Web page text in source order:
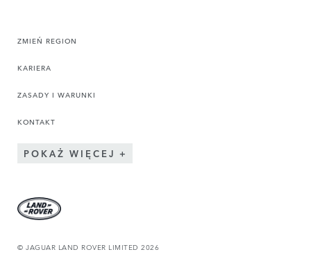
ZMIEŃ REGION
KARIERA
ZASADY I WARUNKI
KONTAKT
POKAŻ WIĘCEJ
© JAGUAR LAND ROVER LIMITED 2026